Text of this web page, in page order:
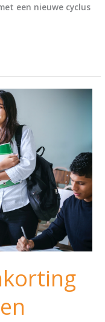
een nieuwe cyclus